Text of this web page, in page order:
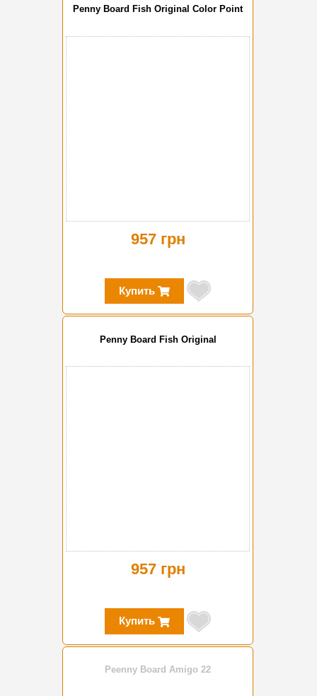
Penny Board Fish Original Color Point
957 грн
Купить
Penny Board Fish Original
957 грн
Купить
Peenny Board Amigo 22